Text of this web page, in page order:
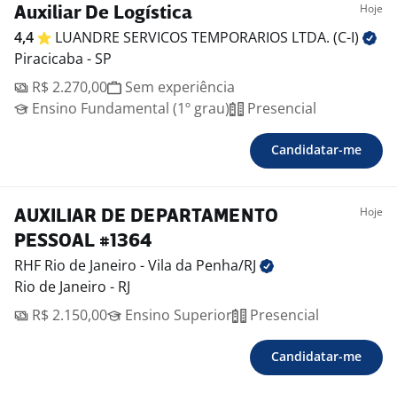
Auxiliar De Logística Hoje
4,4 LUANDRE SERVICOS TEMPORARIOS LTDA. (C-I)
Piracicaba - SP
R$ 2.270,00
Sem experiência
Ensino Fundamental (1º grau)
Presencial
Candidatar-me
AUXILIAR DE DEPARTAMENTO
PESSOAL #1364
Hoje
RHF Rio de Janeiro - Vila da Penha/RJ
Rio de Janeiro - RJ
R$ 2.150,00
Ensino Superior Presencial
Candidatar-me